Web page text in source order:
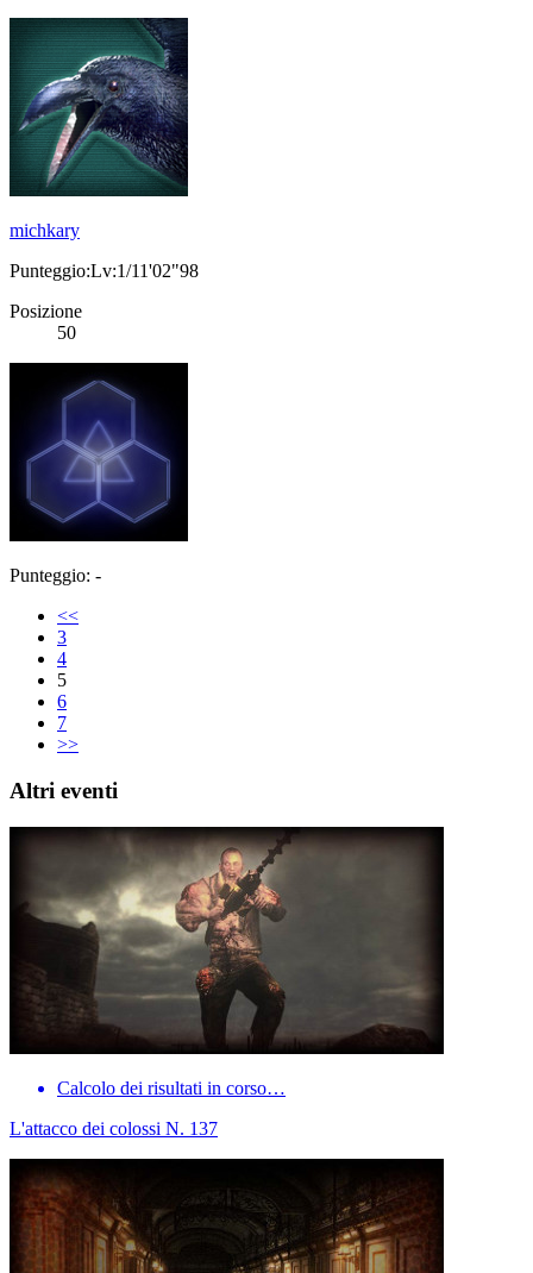
michkary
Punteggio:Lv:1/11'02"98
Posizione
50
Punteggio: -
<<
3
4
5
6
7
>>
Altri eventi
Calcolo dei risultati in corso…
L'attacco dei colossi N. 137